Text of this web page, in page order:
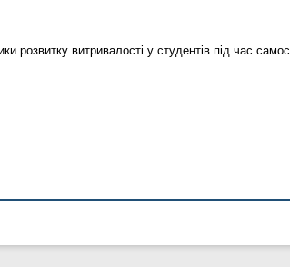
розвитку витривалості у студентів під час